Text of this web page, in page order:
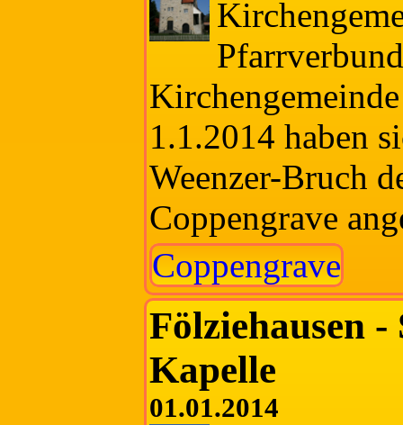
1.1.2014 haben
Weenzer-Bruch
Coppengrave
Coppengrave
Fölziehausen
Kapelle
01.01.2014